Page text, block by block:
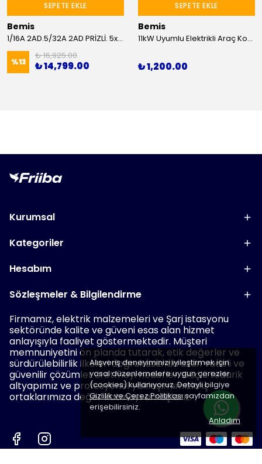
Alışveriş deneyiminizi iyileştirmek için
yasal düzenlemelere uygun çerezler
(cookies) kullanıyoruz. Detaylı bilgiye
Gizlilik ve Çerez Politikasısayfamızdan
erişebilirsiniz.
Anladım
SEPETE EKLE
Bemis
1/16A 2AD.5/32A 2AD PRİZLİ. 5x6mm TTR 25M KABLOLU ARABALI MAKARA
%13
₺ 16,925.00
₺ 14,799.00
SEPETE EKLE
Bemis
11kW Uyumlu Elektrikli Araç Kombinasyon Kutusu 5x16A
₺ 1,200.00
Kurumsal
Kategoriler
Hesabım
Sözleşmeler & Bilgilendirme
Firmamız, elektrik malzemeleri ve Şarj istasyonu
sektöründe kalite ve güveni esas alan hizmet
anlayışıyla faaliyet göstermektedir. Müşteri
memnuniyetini ön planda tutarak, etik değerler ve
sürdürülebilirlik ilkeleri doğrultusunda uzun vadeli ve
güvenilir çözümler üretmeyi hedefler. Güçlü tedarik
altyapımız ve profesyonel yaklaşımımızla iş
ortaklarımıza değer katmayı amaçlarız.